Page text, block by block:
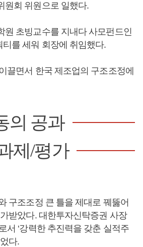
원회 위원으로 일했다.
원 초빙교수를 지내다 사모펀드인
를 세워 회장에 취임했다.
끌면서 한국 제조업의 구조조정에
의 공과
제/평가
구조조정 큰 틀을 제대로 꿰뚫어
받았다. 대한투자신탁증권 사장
서 ‘강력한 추진력을 갖춘 실적주
다.